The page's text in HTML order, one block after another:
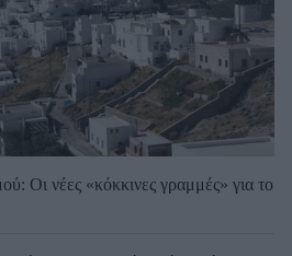
Οι νέες «κόκκινες γραμμές» για το